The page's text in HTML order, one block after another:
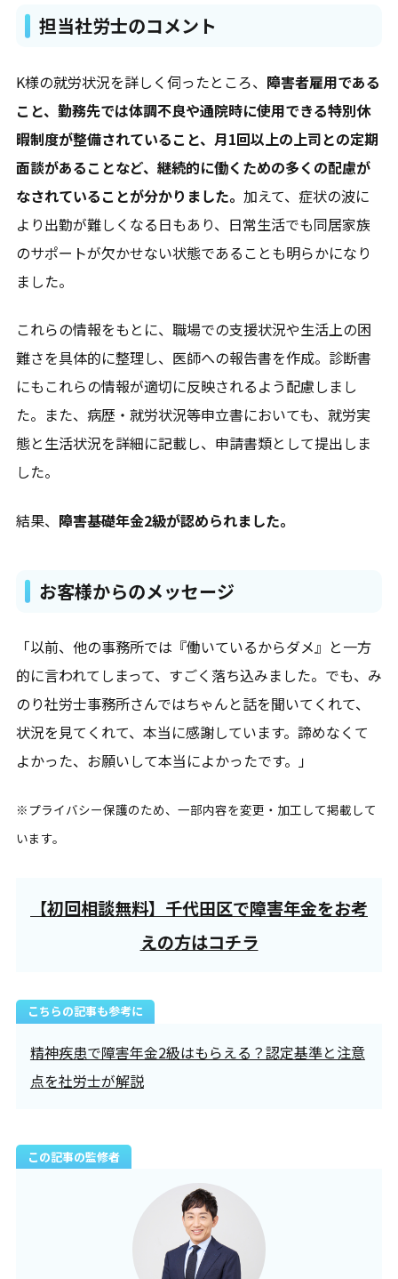
担当社労士のコメント
K様の就労状況を詳しく伺ったところ、 障害者雇用である
こと、勤務先では体調不良や通院時に使用できる特別休
暇制度が整備されていること、月1回以上の上司との定期
面談があることなど、継続的に働くための多くの配慮が
なされていることが分かりました。 加えて、症状の波に
より出勤が難しくなる日もあり、日常生活でも同居家族
のサポートが欠かせない状態であることも明らかになり
ました。
これらの情報をもとに、職場での支援状況や生活上の困
難さを具体的に整理し、医師への報告書を作成。診断書
にもこれらの情報が適切に反映されるよう配慮しまし
た。また、病歴・就労状況等申立書においても、就労実
態と生活状況を詳細に記載し、申請書類として提出しま
した。
結果、 障害基礎年金2級が認められました。
お客様からのメッセージ
「以前、他の事務所では『働いているからダメ』と一方
的に言われてしまって、すごく落ち込みました。でも、み
のり社労士事務所さんではちゃんと話を聞いてくれて、
状況を見てくれて、本当に感謝しています。諦めなくて
よかった、お願いして本当によかったです。」
※プライバシー保護のため、一部内容を変更・加工して掲載して
います。
【初回相談無料】千代田区で障害年金をお考
えの方はコチラ
こちらの記事も参考に
精神疾患で障害年金2級はもらえる？認定基準と注意
点を社労士が解説
この記事の監修者